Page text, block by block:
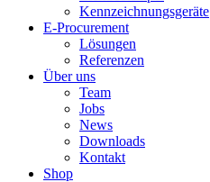
Kennzeichnungsgeräte
E-Procurement
Lösungen
Referenzen
Über uns
Team
Jobs
News
Downloads
Kontakt
Shop